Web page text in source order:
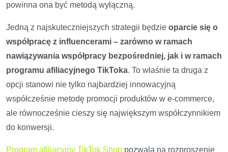
powinna ona być metodą wyłączną.
Jedną z najskuteczniejszych strategii będzie oparcie się o
współpracę z influencerami – zarówno w ramach
nawiązywania współpracy bezpośredniej, jak i w ramach
programu afiliacyjnego TikToka. To właśnie ta druga z
opcji stanowi nie tylko najbardziej innowacyjną
współcześnie metodę promocji produktów w e-commerce,
ale równocześnie cieszy się największym współczynnikiem
do konwersji.
Program afiliacyjny TikTok Shop pozwala na rozproszenie